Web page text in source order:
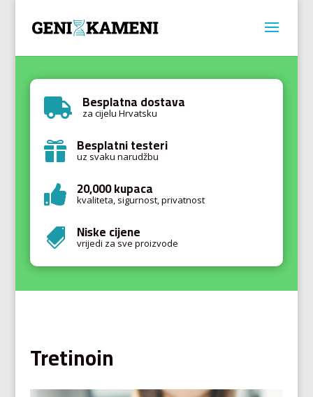
 Besplatna dostava
za cijelu Hrvatsku
 Besplatni testeri
uz svaku narudžbu
 20,000 kupaca
kvaliteta, sigurnost, privatnost
 Niske cijene
vrijedi za sve proizvode
Tretinoin